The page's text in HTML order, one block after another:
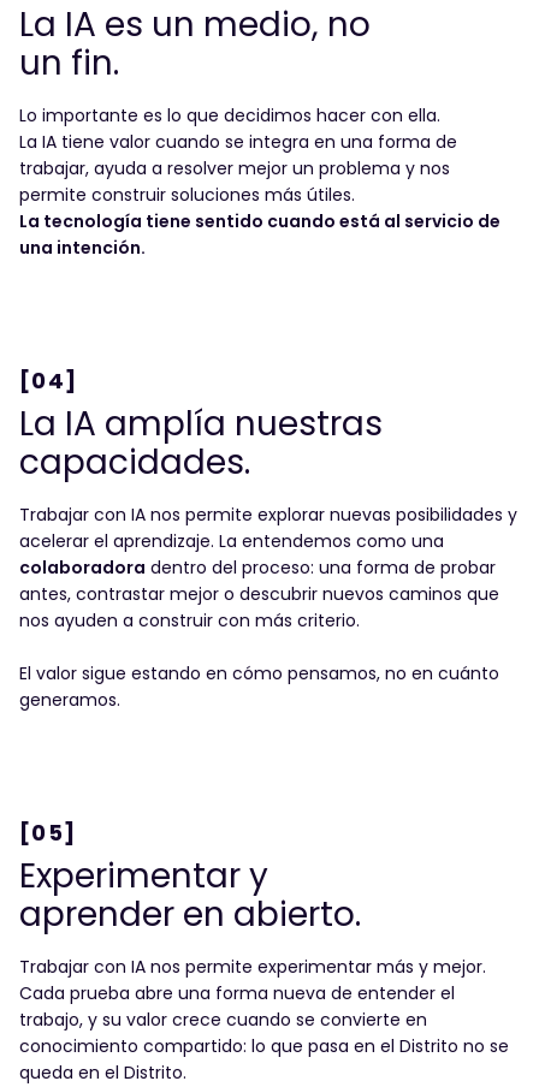
La IA es un medio, no
un fin.
Lo importante es lo que decidimos hacer con ella.
La IA tiene valor cuando se integra en una forma de
trabajar, ayuda a resolver mejor un problema y nos
permite construir soluciones más útiles.
La tecnología tiene sentido cuando está al servicio de
una intención.
[04]
La IA amplía nuestras
capacidades.
Trabajar con IA nos permite explorar nuevas posibilidades y
acelerar el aprendizaje. La entendemos como una
colaboradora dentro del proceso: una forma de probar
antes, contrastar mejor o descubrir nuevos caminos que
nos ayuden a construir con más criterio.
El valor sigue estando en cómo pensamos, no en cuánto
generamos.
[05]
Experimentar y
aprender en abierto.
Trabajar con IA nos permite experimentar más y mejor.
Cada prueba abre una forma nueva de entender el
trabajo, y su valor crece cuando se convierte en
conocimiento compartido: lo que pasa en el Distrito no se
queda en el Distrito.
Mensaje *
Los campos con * son obligatorios.
He leído y acepto la
según la política de privacidad.